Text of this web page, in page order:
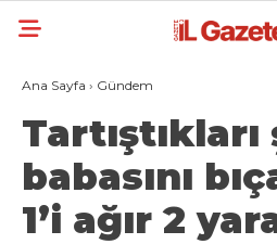
Ana Sayfa › Gündem
Tartıştıkları
babasını
1’i ağır 2